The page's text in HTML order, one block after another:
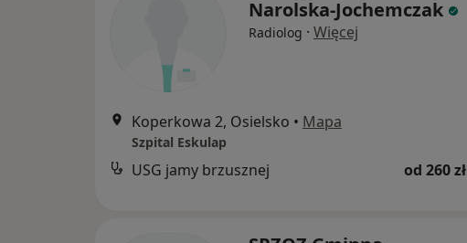
Narolska-Jochemczak
Radiolog · Więcej
Koperkowa 2, Osielsko • Mapa
Szpital Eskulap
USG jamy brzusznej od 260 zł